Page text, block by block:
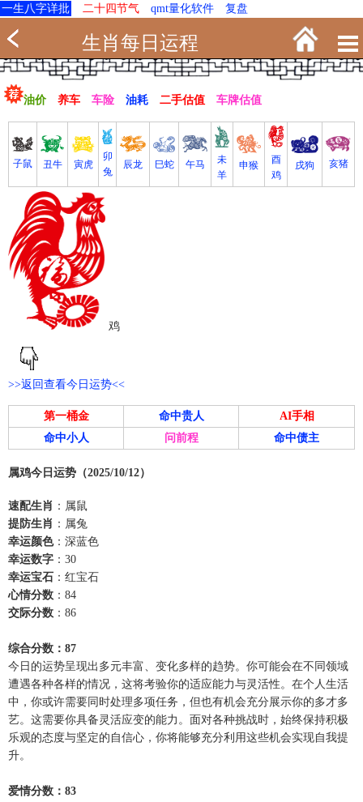
一生八字详批 二十四节气 qmt量化软件 复盘
生肖每日运程
油价 养车 车险 油耗 二手估值 车牌估值
子鼠 丑牛 寅虎
卯
兔
辰龙 巳蛇 午马
未
羊
申猴
酉
鸡
戌狗 亥猪
鸡
>>返回查看今日运势<<
第一桶金 命中贵人
AI手相
命中小人
问前程 命中债主
属鸡今日运势（2025/10/12）
速配生肖 ：属鼠
提防生肖 ：属兔
幸运颜色：深蓝色
幸运数字 ：30
幸运宝石 ：红宝石
心情分数 ：84
交际分数 ：86
综合分数：87
今日的运势呈现出多元丰富、变化多样的趋势。你可能会在不同领域
遭遇各种各样的情况，这将考验你的适应能力与灵活性。在个人生活
中，你或许需要同时处理多项任务，但也有机会充分展示你的多才多
艺。这需要你具备灵活应变的能力。面对各种挑战时，始终保持积极
乐观的态度与坚定的自信心，你将能够充分利用这些机会实现自我提
升。
爱情分数：83